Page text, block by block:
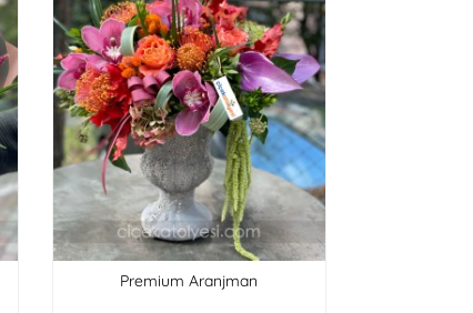
Premium Aranjman